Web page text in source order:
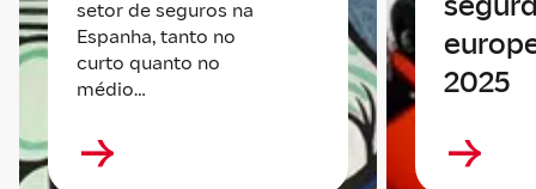
setor de seguros na
Espanha, tanto no
curto quanto no
médio…
2025